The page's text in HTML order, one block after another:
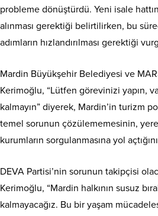
probleme dönüştürdü. Yeni isale
alınması gerektiği belirtilirken, bu
adımların hızlandırılması gerektiği
Mardin Büyükşehir Belediyesi ve
Kerimoğlu, “Lütfen görevinizi yapın,
kalmayın” diyerek, Mardin’in turizm
temel sorunun çözülememesinin,
kurumların sorgulanmasına yol
DEVA Partisi’nin sorunun takipçisi
Kerimoğlu, “Mardin halkının susuz
kalmayacağız. Bu bir yaşam